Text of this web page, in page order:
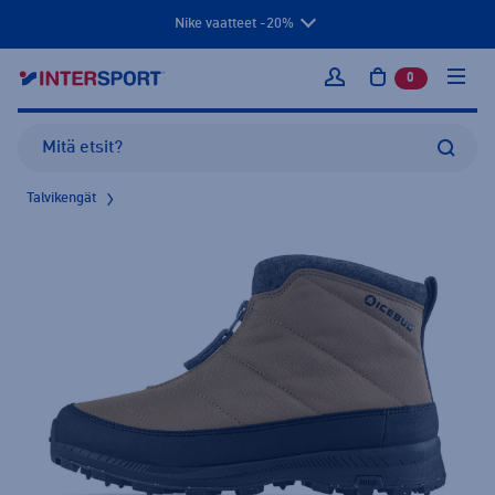
Nike vaatteet -20%
Kirjaudu sisään
0 tuotetta
Talvikengät